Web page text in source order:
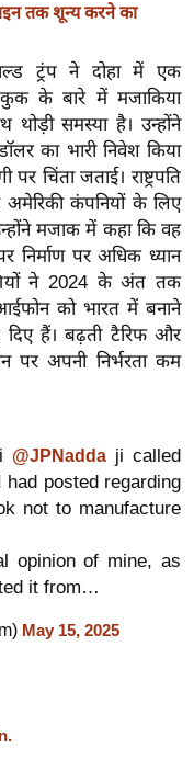
तक शून्य करने का
ट्रंप ने दोहा में एक
कुक के बारे में मजाकिया
समस्या है। उन्होंने
का भारी निवेश किया
चिंता जताई। राष्ट्रपति
कंपनियों के लिए
मजाक में कहा कि वह
निर्माण पर अधिक ध्यान
ने 2024 के अंत तक
को भारत में बनाने
हैं। बढ़ती टैरिफ और
पर अपनी निर्भरता कम
@JPNaddaji called
posted regarding
not to manufacture
opinion of mine, as
it from…
May 15, 2025